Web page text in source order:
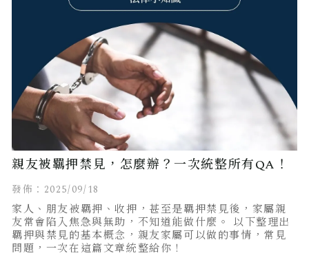
親友被羈押禁見，怎麼辦？一次統整所有QA！
發佈：2025/09/18
家人、朋友被羈押、收押，甚至是羈押禁見後，家屬親
友常會陷入焦急與無助，不知道能做什麼。 以下整理出
羈押與禁見的基本概念，親友家屬可以做的事情，常見
問題，一次在這篇文章統整給你！